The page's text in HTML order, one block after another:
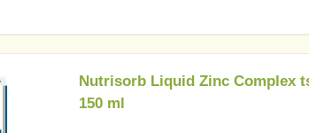
Nutrisorb Liquid Zinc Complex
150 ml